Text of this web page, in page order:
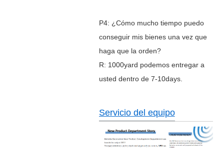
P4: ¿Cómo mucho tiempo puedo
conseguir mis bienes una vez que
haga que la orden?
R: 1000yard podemos entregar a
usted dentro de 7-10days.
Servicio del equipo